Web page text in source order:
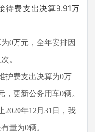
待费支出决算9.91万
0万元，全年安排因
。
费支出决算为0万
更新公务用车0辆。
2020年12月31日，我
量为0辆。